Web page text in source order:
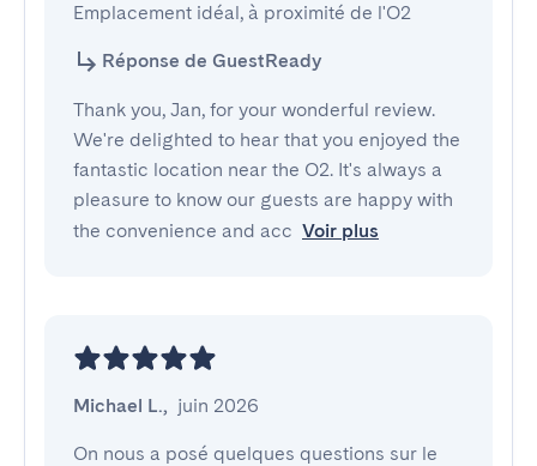
Emplacement idéal, à proximité de l'O2
Réponse de GuestReady
Thank you, Jan, for your wonderful review.
We're delighted to hear that you enjoyed the
fantastic location near the O2. It's always a
pleasure to know our guests are happy with
the convenience and acc Voir plus
Michael L., juin 2026
On nous a posé quelques questions sur le